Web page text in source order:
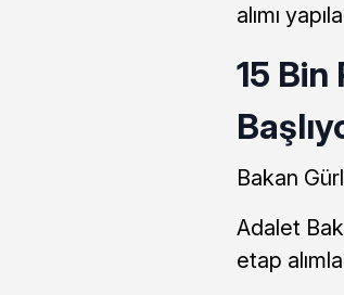
alımı
15 Bin
Bakan
Adalet
etap